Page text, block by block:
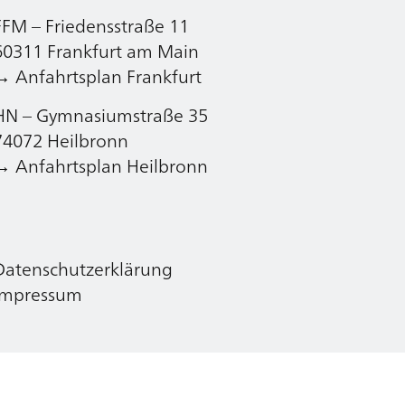
– Friedensstraße 11
Frankfurt am Main
Anfahrtsplan Frankfurt
– Gymnasiumstraße 35
Heilbronn
Anfahrtsplan Heilbronn